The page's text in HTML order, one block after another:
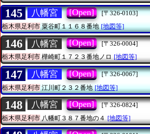
145 八幡宮 [Open]
[〒326-0103]
栃木県足利市粟谷町１１６８番地 [地図等]
146 八幡宮 [Open]
[〒326-0004]
栃木県足利市樺崎町１７２３番地ノロ [地図等]
147 八幡宮 [Open]
[〒326-0067]
栃木県足利市江川町２３２番地 [地図等]
148 八幡宮 [Open]
[〒326-0824]
栃木県足利市 八幡町３８７番地の４ [地図等]